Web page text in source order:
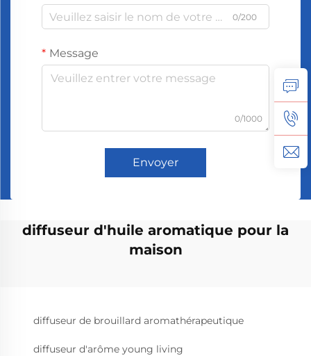
0/200
Message
0/1000
Envoyer
diffuseur d'huile aromatique pour la
maison
diffuseur de brouillard aromathérapeutique
diffuseur d'arôme young living